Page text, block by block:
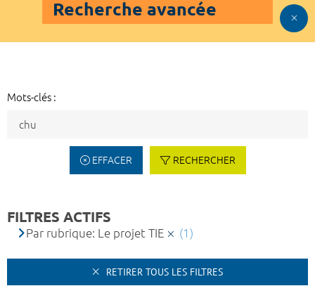
Recherche avancée
Mots-clés :
EFFACER RECHERCHER
FILTRES ACTIFS
Par rubrique: Le projet TIE (1)
RETIRER TOUS LES FILTRES